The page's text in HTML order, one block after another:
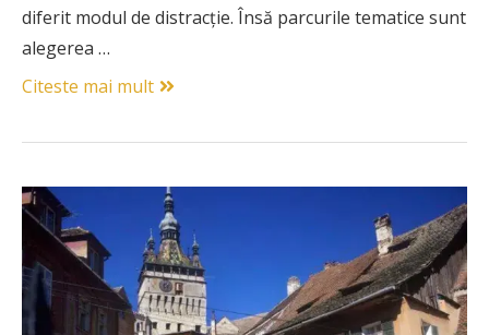
diferit modul de distracție. Însă parcurile tematice sunt
alegerea …
Citeste mai mult